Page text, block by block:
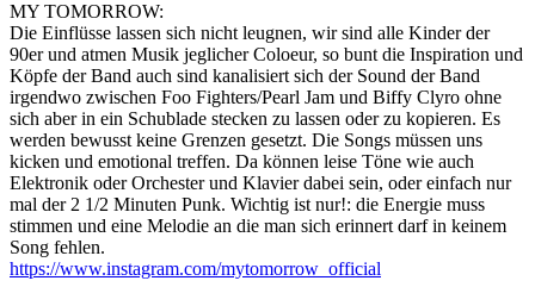
MY TOMORROW:
Die Einflüsse lassen sich nicht leugnen, wir sind alle Kinder der
90er und atmen Musik jeglicher Coloeur, so bunt die Inspiration und
Köpfe der Band auch sind kanalisiert sich der Sound der Band
irgendwo zwischen Foo Fighters/Pearl Jam und Biffy Clyro ohne
sich aber in ein Schublade stecken zu lassen oder zu kopieren. Es
werden bewusst keine Grenzen gesetzt. Die Songs müssen uns
kicken und emotional treffen. Da können leise Töne wie auch
Elektronik oder Orchester und Klavier dabei sein, oder einfach nur
mal der 2 1/2 Minuten Punk. Wichtig ist nur!: die Energie muss
stimmen und eine Melodie an die man sich erinnert darf in keinem
Song fehlen.
https://www.instagram.com/mytomorrow_official